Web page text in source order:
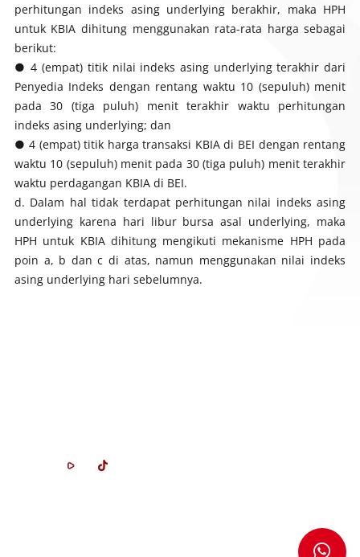
perhitungan indeks asing underlying berakhir, maka HPH
untuk KBIA dihitung menggunakan rata-rata harga sebagai
berikut:
● 4 (empat) titik nilai indeks asing underlyingterakhir dari
Penyedia Indeks dengan rentang waktu 10 (sepuluh) menit
pada 30 (tiga puluh) menit terakhir waktu perhitungan
indeks asing underlying; dan
● 4 (empat) titik harga transaksi KBIA di BEI dengan rentang
waktu 10 (sepuluh) menit pada 30 (tiga puluh) menit terakhir
waktu perdagangan KBIA di BEI.
Dalam hal tidak terdapat perhitungan nilai indeks asing
underlying karena hari libur bursa asal underlying, maka
HPH untuk KBIA dihitung mengikuti mekanisme HPH pada
poin a, b dan c di atas, namun menggunakan nilai indeks
asing underlying hari sebelumnya.